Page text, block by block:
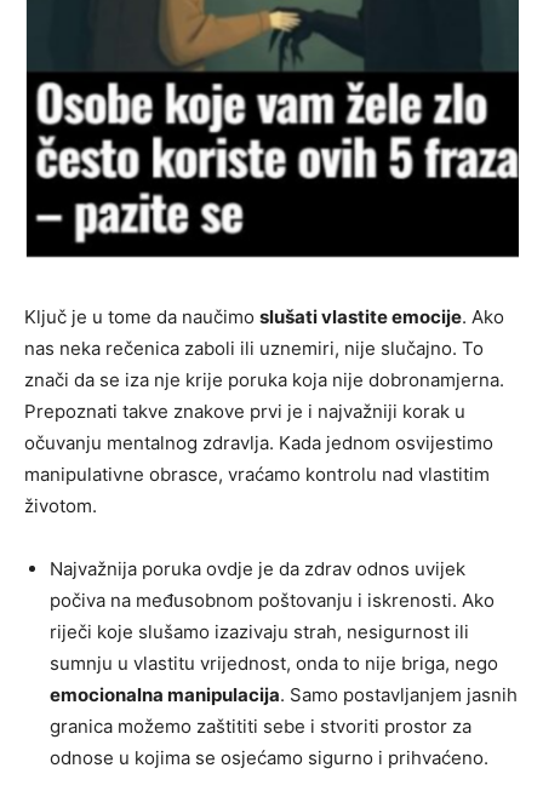
Ključ je u tome da naučimo slušati vlastite emocije. Ako
nas neka rečenica zaboli ili uznemiri, nije slučajno. To
znači da se iza nje krije poruka koja nije dobronamjerna.
Prepoznati takve znakove prvi je i najvažniji korak u
očuvanju mentalnog zdravlja. Kada jednom osvijestimo
manipulativne obrasce, vraćamo kontrolu nad vlastitim
životom.
Najvažnija poruka ovdje je da zdrav odnos uvijek
počiva na međusobnom poštovanju i iskrenosti. Ako
riječi koje slušamo izazivaju strah, nesigurnost ili
sumnju u vlastitu vrijednost, onda to nije briga, nego
emocionalna manipulacija. Samo postavljanjem jasnih
granica možemo zaštititi sebe i stvoriti prostor za
odnose u kojima se osjećamo sigurno i prihvaćeno.